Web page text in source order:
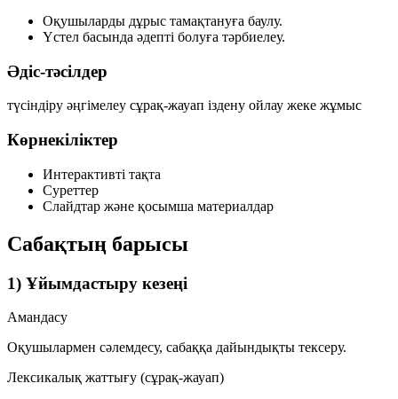
Оқушыларды дұрыс тамақтануға баулу.
Үстел басында әдепті болуға тәрбиелеу.
Әдіс-тәсілдер
түсіндіру әңгімелеу сұрақ-жауап іздену ойлау жеке жұмыс
Көрнекіліктер
Интерактивті тақта
Суреттер
Слайдтар және қосымша материалдар
Сабақтың барысы
1) Ұйымдастыру кезеңі
Амандасу
Оқушылармен сәлемдесу, сабаққа дайындықты тексеру.
Лексикалық жаттығу (сұрақ-жауап)